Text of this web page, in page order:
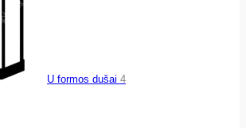
U formos dušai 4